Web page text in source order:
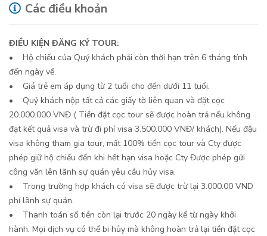
Các điều khoản
ĐIỀU KIỆN ĐĂNG KÝ TOUR:
• Hộ chiếu của Quý khách phải còn thời hạn trên 6 tháng tính
đến ngày về.
• Giá trẻ em áp dụng từ 2 tuổi cho đến dưới 11 tuổi.
• Quý khách nộp tất cả các giấy tờ liên quan và đặt cọc
20.000.000 VNĐ ( Tiền đặt cọc tour sẽ được hoàn trả nếu không
đạt kết quả visa và trừ đi phí visa 3.500.000 VNĐ/ khách). Nếu đậu
visa không tham gia tour, mất 100% tiền cọc tour và Cty được
phép giữ hộ chiếu đến khi hết hạn visa hoặc Cty Được phép gửi
công văn lên lãnh sự quán yêu cầu hủy visa.
• Trong trường hợp khách có visa sẽ được trừ lại 3.000.00 VND
phí lãnh sự quán.
• Thanh toán số tiền còn lại trước 20 ngày kể từ ngày khởi
hành. Mọi dịch vụ có thể bi hủy mà không hoàn trả lại tiền đặt cọc